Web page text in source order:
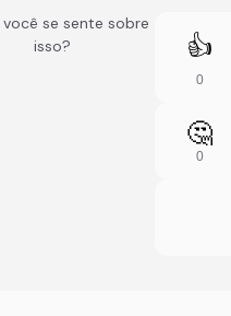
se sente sobre
isso?
👍
0
🤔
0